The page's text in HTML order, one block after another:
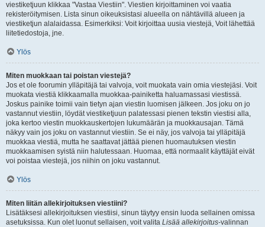
viestiketjuun klikkaa "Vastaa Viestiin". Viestien kirjoittaminen voi vaatia
rekisteröitymisen. Lista sinun oikeuksistasi alueella on nähtävillä alueen ja
viestiketjun alalaidassa. Esimerkiksi: Voit kirjoittaa uusia viestejä, Voit lähettää
liitetiedostoja, jne.
Ylös
Miten muokkaan tai poistan viestejä?
Jos et ole foorumin ylläpitäjä tai valvoja, voit muokata vain omia viestejäsi. Voit
muokata viestiä klikkaamalla muokkaa-painiketta haluamassasi viestissä.
Joskus painike toimii vain tietyn ajan viestin luomisen jälkeen. Jos joku on jo
vastannut viestiin, löydät viestiketjuun palatessasi pienen tekstin viestisi alla,
joka kertoo viestin muokkauskertojen lukumäärän ja muokkausajan. Tämä
näkyy vain jos joku on vastannut viestiin. Se ei näy, jos valvoja tai ylläpitäjä
muokkaa viestiä, mutta he saattavat jättää pienen huomautuksen viestin
muokkaamisen syistä niin halutessaan. Huomaa, että normaalit käyttäjät eivät
voi poistaa viestejä, jos niihin on joku vastannut.
Ylös
Miten liitän allekirjoituksen viestiini?
Lisätäksesi allekirjoituksen viestiisi, sinun täytyy ensin luoda sellainen omissa
asetuksissa. Kun olet luonut sellaisen, voit valita Lisää allekirjoitus-valinnan